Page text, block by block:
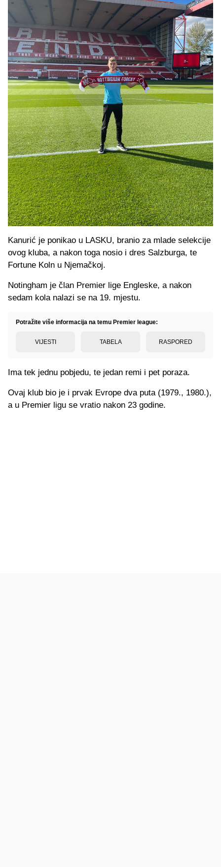
Kanurić je ponikao u LASKU, branio za mlade selekcije
ovog kluba, a nakon toga nosio i dres Salzburga, te
Fortune Koln u Njemačkoj.
Notingham je član Premier lige Engleske, a nakon
sedam kola nalazi se na 19. mjestu.
Potražite više informacija na temu Premier league:
VIJESTI TABELA RASPORED
Ima tek jednu pobjedu, te jedan remi i pet poraza.
Ovaj klub bio je i prvak Evrope dva puta (1979., 1980.),
a u Premier ligu se vratio nakon 23 godine.